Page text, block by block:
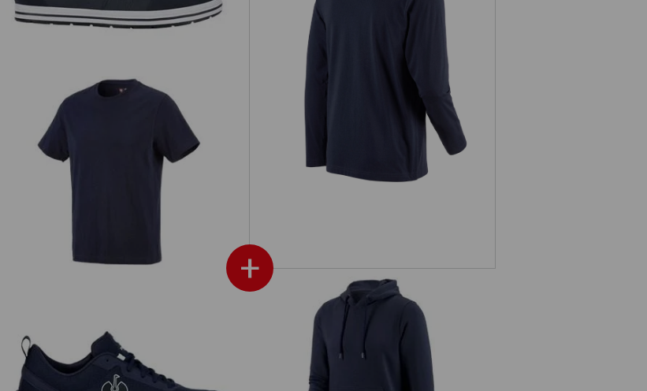
e.s. Longsleeve cotton
+
e.s. T-Shirt cotton
O1 arbetsskor e.s. Airolo low e.s. Hoody-Sweatshirt poly cotton